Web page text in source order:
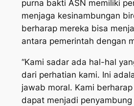
purna bakti ASN memiliki
menjaga kesinambungan
berharap mereka bisa
antara pemerintah dengan
“Kami sadar ada hal-hal
dari perhatian kami. Ini
jawab moral. Kami
dapat menjadi